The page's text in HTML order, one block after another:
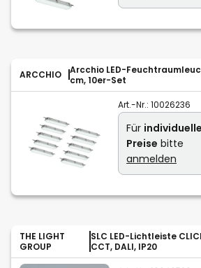
ARCCHIO
Arcchio LED-
cm, 10er-Set
Art.-Nr.: 10026236
Für individuelle
Preise bitte
anmelden
THE LIGHT
GROUP
SLC LED-Lichtleiste
CCT, DALI, IP20